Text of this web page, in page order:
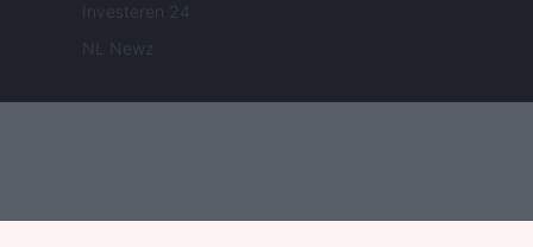
Investeren 24
NL Newz